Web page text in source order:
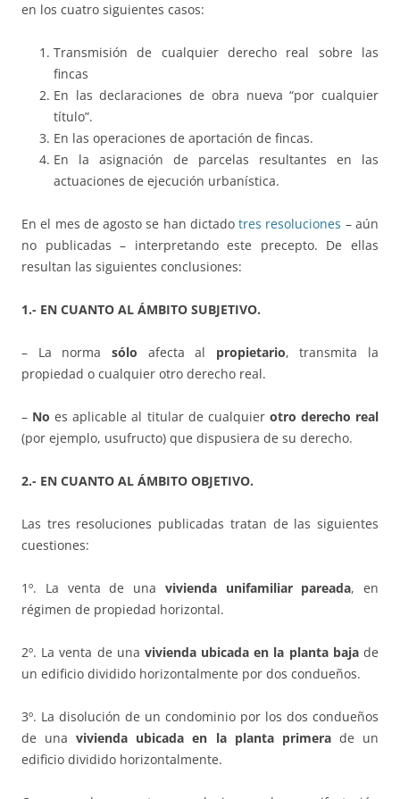
en los cuatro siguientes casos:
Transmisión de cualquier derecho real sobre las
fincas
En las declaraciones de obra nueva “por cualquier
título”.
En las operaciones de aportación de fincas.
En la asignación de parcelas resultantes en las
actuaciones de ejecución urbanística.
En el mes de agosto se han dictadotres resoluciones – aún
no publicadas – interpretando este precepto. De ellas
resultan las siguientes conclusiones:
1.- EN CUANTO AL ÁMBITO SUBJETIVO.
– La norma sólo afecta al propietario, transmita la
propiedad o cualquier otro derecho real.
– No es aplicable al titular de cualquier otro derecho real
(por ejemplo, usufructo) que dispusiera de su derecho.
2.- EN CUANTO AL ÁMBITO OBJETIVO.
Las tres resoluciones publicadas tratan de las siguientes
cuestiones:
1º. La venta de una vivienda unifamiliar pareada, en
régimen de propiedad horizontal.
2º. La venta de una vivienda ubicada en la planta bajade
un edificio dividido horizontalmente por dos condueños.
3º. La disolución de un condominio por los dos condueños
de unavivienda ubicada en la planta primerade un
edificio dividido horizontalmente.